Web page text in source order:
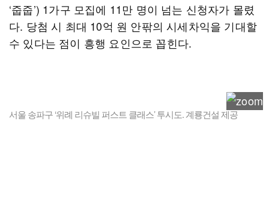
‘줍줍’) 1가구 모집에 11만 명이 넘는 신청자가 몰렸
다. 당첨 시 최대 10억 원 안팎의 시세차익을 기대할
수 있다는 점이 흥행 요인으로 꼽힌다.
서울 송파구 ‘위례 리슈빌 퍼스트 클래스’ 투시도. 계룡건설 제공